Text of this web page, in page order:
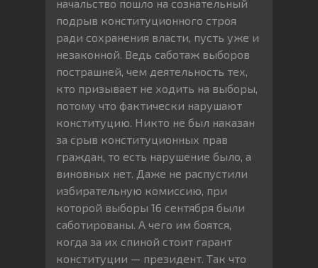
начальство пошло на сознательный
подрыв конституционного строя
ради сохранения власти, пусть уже и
незаконной. Ведь саботаж выборов
пострашней, чем деятельность тех,
кто призывает не ходить на выборы,
потому что фактически нарушают
конституцию. Никто не был наказан
за срыв конституционных прав
граждан, то есть нарушение было, а
виновных нет. Даже не распустили
избирательную комиссию, при
которой выборы 16 сентября были
саботированы. А чего им боятся,
когда за их спиной стоит гарант
конституции — президент. Так что